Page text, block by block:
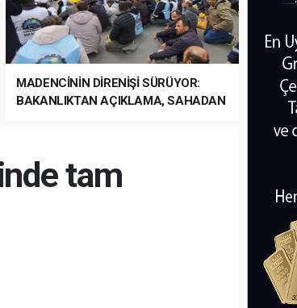
MADENCİNİN DİRENİŞİ SÜRÜYOR:
BAKANLIKTAN AÇIKLAMA, SAHADAN
tam